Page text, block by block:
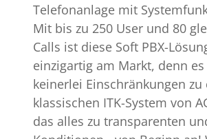
Telefonanlage mit
Mit bis zu 250 User und 80
Calls ist diese Soft PBX-
einzigartig am Markt, denn
keinerlei Einschränkungen zu
klassischen ITK-System von
das alles zu transparenten